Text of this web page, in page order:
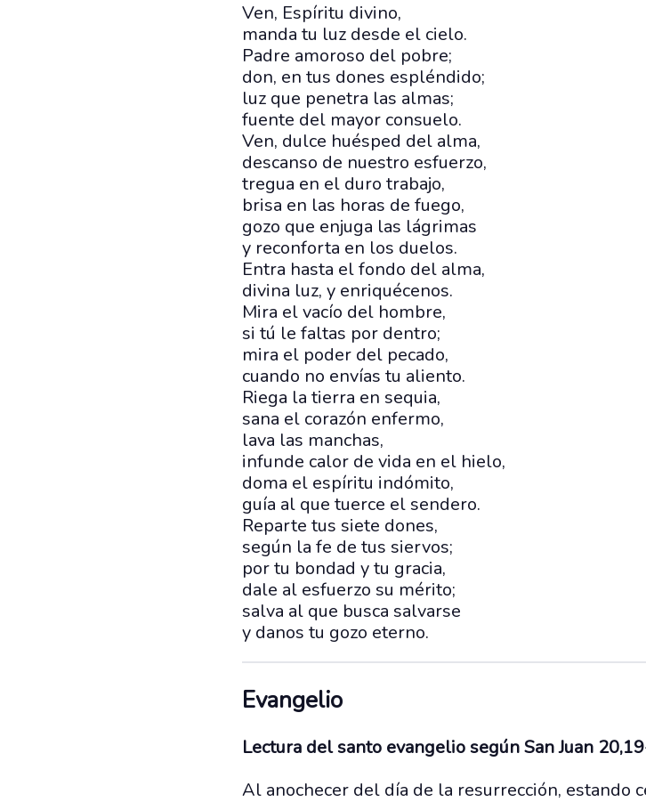
Ven, Espíritu divino,
manda tu luz desde el cielo.
Padre amoroso del pobre;
don, en tus dones espléndido;
luz que penetra las almas;
fuente del mayor consuelo.
Ven, dulce huésped del alma,
descanso de nuestro esfuerzo,
tregua en el duro trabajo,
brisa en las horas de fuego,
gozo que enjuga las lágrimas
y reconforta en los duelos.
Entra hasta el fondo del alma,
divina luz, y enriquécenos.
Mira el vacío del hombre,
si tú le faltas por dentro;
mira el poder del pecado,
cuando no envías tu aliento.
Riega la tierra en sequia,
sana el corazón enfermo,
lava las manchas,
infunde calor de vida en el hielo,
doma el espíritu indómito,
guía al que tuerce el sendero.
Reparte tus siete dones,
según la fe de tus siervos;
por tu bondad y tu gracia,
dale al esfuerzo su mérito;
salva al que busca salvarse
y danos tu gozo eterno.
Evangelio
Lectura del santo evangelio según San Juan
Al anochecer del día de la resurrección, estando